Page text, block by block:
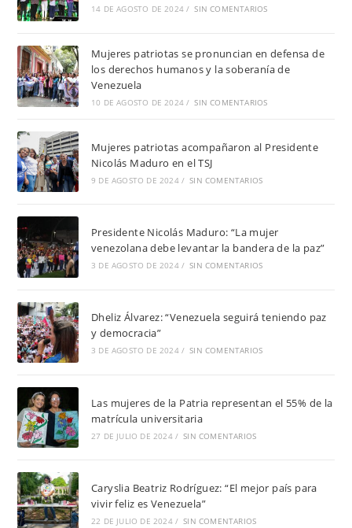
14 DE AGOSTO DE 2024 / SIN COMENTARIOS
Mujeres patriotas se pronuncian en defensa de
los derechos humanos y la soberanía de
Venezuela
10 DE AGOSTO DE 2024 / SIN COMENTARIOS
Mujeres patriotas acompañaron al Presidente
Nicolás Maduro en el TSJ
9 DE AGOSTO DE 2024 / SIN COMENTARIOS
Presidente Nicolás Maduro: “La mujer
venezolana debe levantar la bandera de la paz”
3 DE AGOSTO DE 2024 / SIN COMENTARIOS
Dheliz Álvarez: “Venezuela seguirá teniendo paz
y democracia”
3 DE AGOSTO DE 2024 / SIN COMENTARIOS
Las mujeres de la Patria representan el 55% de la
matrícula universitaria
27 DE JULIO DE 2024 / SIN COMENTARIOS
Caryslia Beatriz Rodríguez: “El mejor país para
vivir feliz es Venezuela”
22 DE JULIO DE 2024 / SIN COMENTARIOS